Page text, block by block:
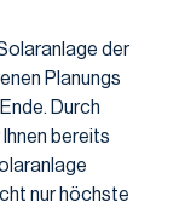
der
Planungs
Durch
bereits
nur höchste